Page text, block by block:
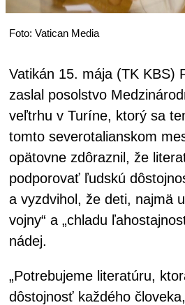
Foto: Vatican Media
Vatikán 15. mája (TK KBS)
zaslal posolstvo
veľtrhu v Turíne, ktorý sa
tomto severotalianskom
opätovne zdôraznil, že
podporovať ľudskú
a vyzdvihol, že deti, najmä
vojny“ a „chladu
nádej.
„Potrebujeme literatúru,
dôstojnosť každého